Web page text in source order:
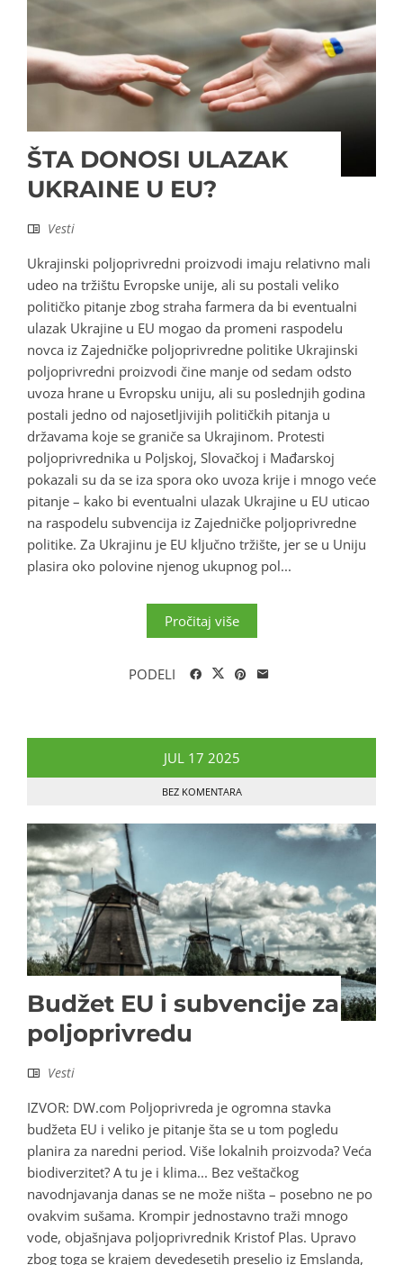
ŠTA DONOSI ULAZAK
UKRAINE U EU?
Vesti
Ukrajinski poljoprivredni proizvodi imaju relativno mali
udeo na tržištu Evropske unije, ali su postali veliko
političko pitanje zbog straha farmera da bi eventualni
ulazak Ukrajine u EU mogao da promeni raspodelu
novca iz Zajedničke poljoprivredne politike Ukrajinski
poljoprivredni proizvodi čine manje od sedam odsto
uvoza hrane u Evropsku uniju, ali su poslednjih godina
postali jedno od najosetljivijih političkih pitanja u
državama koje se graniče sa Ukrajinom. Protesti
poljoprivrednika u Poljskoj, Slovačkoj i Mađarskoj
pokazali su da se iza spora oko uvoza krije i mnogo veće
pitanje – kako bi eventualni ulazak Ukrajine u EU uticao
na raspodelu subvencija iz Zajedničke poljoprivredne
politike. Za Ukrajinu je EU ključno tržište, jer se u Uniju
plasira oko polovine njenog ukupnog pol...
Pročitaj više
PODELI
JUL 17 2025
BEZ KOMENTARA
Budžet EU i subvencije za
poljoprivredu
Vesti
IZVOR: DW.com Poljoprivreda je ogromna stavka
budžeta EU i veliko je pitanje šta se u tom pogledu
planira za naredni period. Više lokalnih proizvoda? Veća
biodiverzitet? A tu je i klima... Bez veštačkog
navodnjavanja danas se ne može ništa – posebno ne po
ovakvim sušama. Krompir jednostavno traži mnogo
vode, objašnjava poljoprivrednik Kristof Plas. Upravo
zbog toga se krajem devedesetih preselio iz Emslanda,